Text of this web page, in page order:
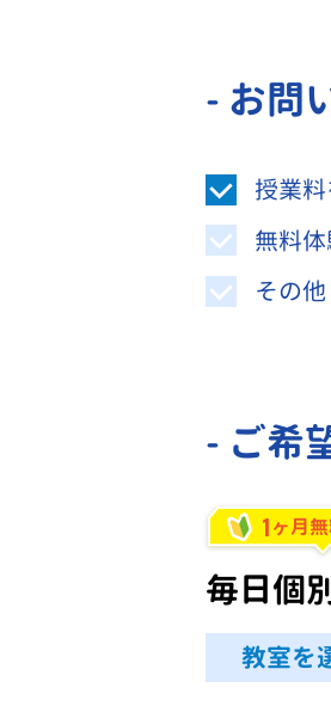
- お問
授業
無料
その他
- ご希
1ヶ月
毎日個
教室を